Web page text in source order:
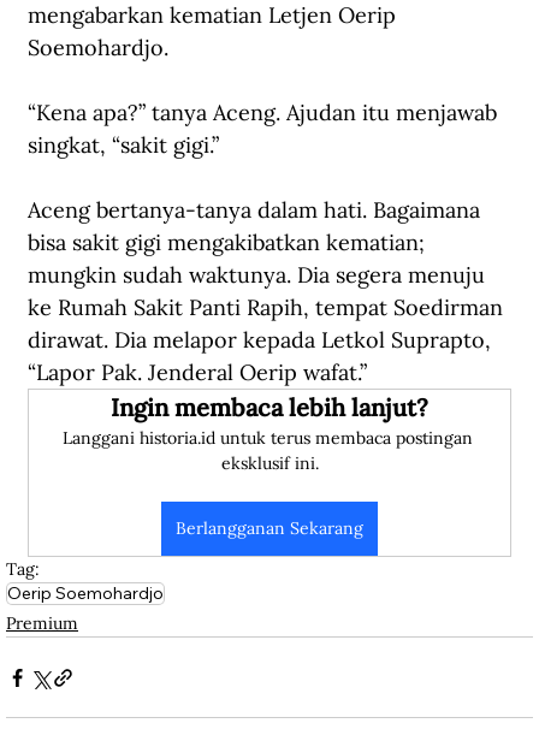
mengabarkan kematian Letjen Oerip
Soemohardjo.
“Kena apa?” tanya Aceng. Ajudan itu menjawab
singkat, “sakit gigi.”
Aceng bertanya-tanya dalam hati. Bagaimana
bisa sakit gigi mengakibatkan kematian;
mungkin sudah waktunya. Dia segera menuju
ke Rumah Sakit Panti Rapih, tempat Soedirman
dirawat. Dia melapor kepada Letkol Suprapto,
“Lapor Pak. Jenderal Oerip wafat.”
Ingin membaca lebih lanjut?
Langgani historia.id untuk terus membaca postingan
eksklusif ini.
Berlangganan Sekarang
Tag:
Oerip Soemohardjo
Premium